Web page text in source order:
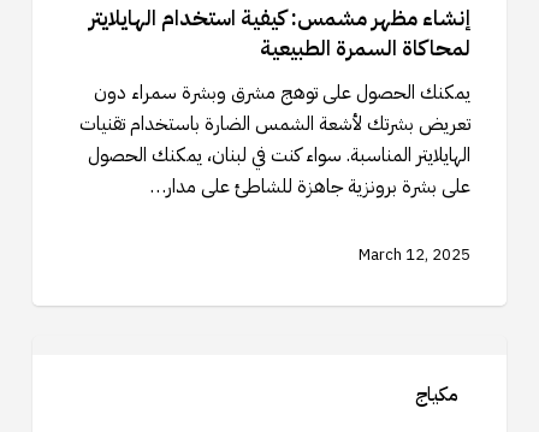
استخدام
لمحاكاة
السمرة
الطبيعية
إنشاء مظهر مشمس: كيفية استخدام الهايلايتر
لمحاكاة السمرة الطبيعية
يمكنك الحصول على توهج مشرق وبشرة سمراء دون
تعريض بشرتك لأشعة الشمس الضارة باستخدام تقنيات
الهايلايتر المناسبة. سواء كنت في لبنان، يمكنك الحصول
على بشرة برونزية جاهزة للشاطئ على مدار…
March 12, 2025
مكياج